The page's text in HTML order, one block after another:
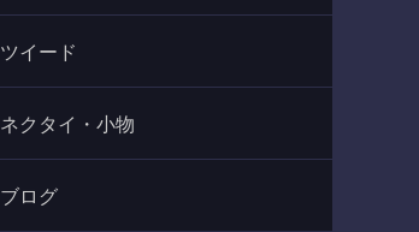
ツイード
ネクタイ・小物
ブログ